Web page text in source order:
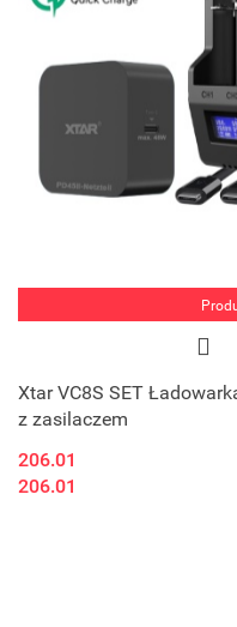
Xtar VC8S SET
z zasilaczem
206.01
206.01